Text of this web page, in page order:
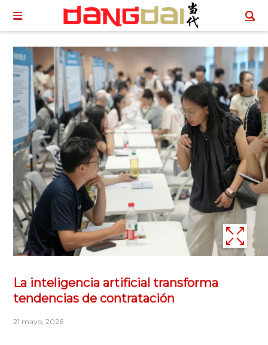
La inteligencia artificial transforma
tendencias de contratación
21 mayo, 2026